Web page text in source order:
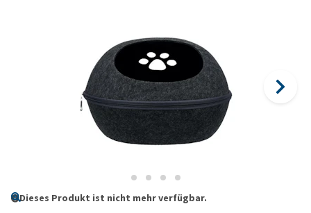
Dieses Produkt ist nicht mehr verfügbar.